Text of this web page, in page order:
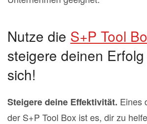
Nutze die S+P Tool
steigere deinen
sich!
Steigere deine Effektivität. Eines
der S+P Tool Box ist es, dir zu